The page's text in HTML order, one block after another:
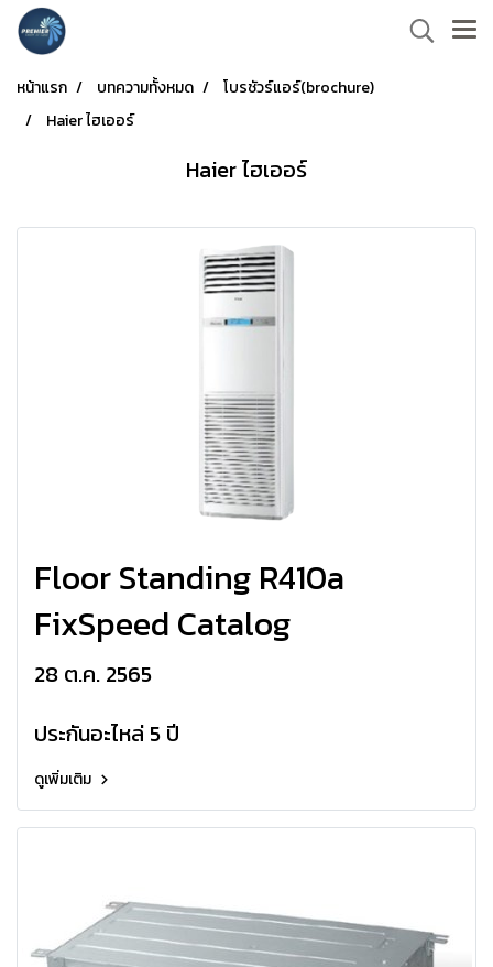
หน้าแรก บทความทั้งหมด
โบรชัวร์แอร์(brochure)
Haier ไฮเออร์
Haier ไฮเออร์
Floor Standing R410a
FixSpeed Catalog
28 ต.ค. 2565
ประกันอะไหล่ 5 ปี
ดูเพิ่มเติม